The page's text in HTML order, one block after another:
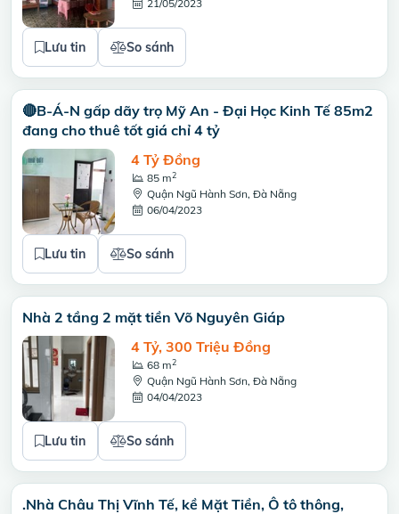
21/05/2023
Lưu tin So sánh
🔴B-Á-N gấp dãy trọ Mỹ An - Đại Học Kinh Tế 85m2
đang cho thuê tốt giá chỉ 4 tỷ
4 Tỷ Đồng
85 m2
Quận Ngũ Hành Sơn, Đà Nẵng
06/04/2023
Lưu tin So sánh
Nhà 2 tầng 2 mặt tiền Võ Nguyên Giáp
4 Tỷ, 300 Triệu Đồng
68 m2
Quận Ngũ Hành Sơn, Đà Nẵng
04/04/2023
Lưu tin So sánh
.Nhà Châu Thị Vĩnh Tế, kề Mặt Tiền, Ô tô thông,